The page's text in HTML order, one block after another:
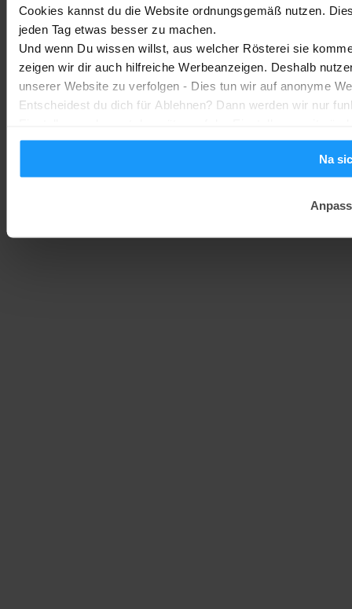
Cookies kannst du die Website ordnungsgemäß nutzen.
jeden Tag etwas besser zu machen.
Und wenn Du wissen willst, aus welcher Rösterei sie
zeigen wir dir auch hilfreiche Werbeanzeigen. Deshalb
unserer Website zu verfolgen - Dies tun wir auf anonyme
Entscheidest du dich für Ablehnen? Dann werden wir nur
Na
Homematic IP Kamera: Die neue Kamerafamilie im Überblick
Smarte Sicherheit Marc - 1. August 2026